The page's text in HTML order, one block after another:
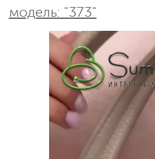
модель: "373"